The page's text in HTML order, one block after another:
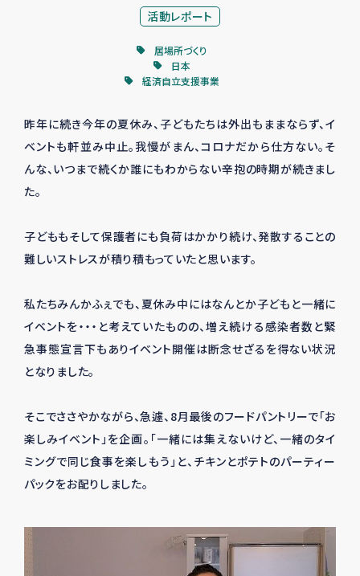
活動レポート
居場所づくり
日本
経済自立支援事業
昨年に続き今年の夏休み、子どもたちは外出もままならず、イ
ベントも軒並み中止。我慢がまん、コロナだから仕方ない。そ
んな、いつまで続くか誰にもわからない辛抱の時期が続きまし
た。
子どももそして保護者にも負荷はかかり続け、発散することの
難しいストレスが積り積もっていたと思います。
私たちみんかふぇでも、夏休み中にはなんとか子どもと一緒に
イベントを・・・と考えていたものの、増え続ける感染者数と緊
急事態宣言下もありイベント開催は断念せざるを得ない状況
となりました。
そこでささやかながら、急遽、8月最後のフードパントリーで「お
楽しみイベント」を企画。「一緒には集えないけど、一緒のタイ
ミングで同じ食事を楽しもう」と、チキンとポテトのパーティー
パックをお配りしました。